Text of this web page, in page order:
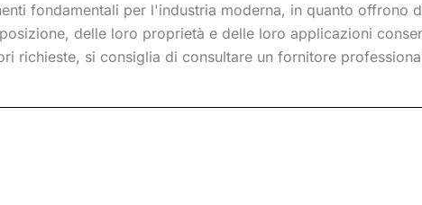
fondamentali per l'industria moderna, in quanto offrono
delle loro proprietà e delle loro applicazioni
richieste, si consiglia di consultare un fornitore